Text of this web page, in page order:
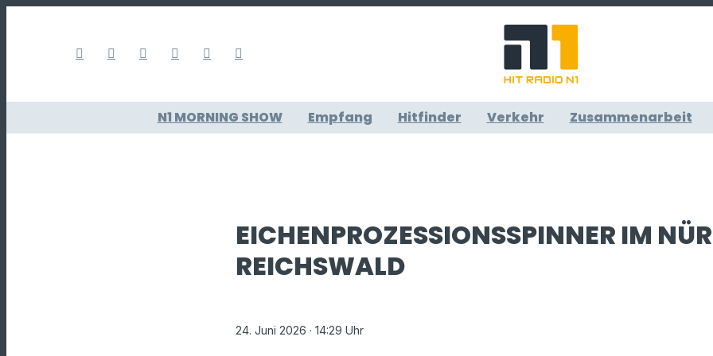
N1 MORNING SHOW Empfang Hitfinder Verkehr Zusammenarbeit
EICHENPROZESSIONSSPINNER IM
REICHSWALD
24. Juni 2026 · 14:29 Uhr